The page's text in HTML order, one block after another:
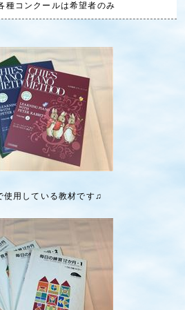
種コンクールは希望者のみ
使用している教材です♫